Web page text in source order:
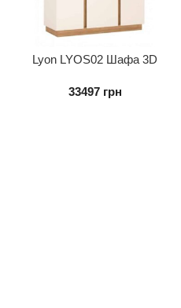
Lyon LYOS02 Шафа 3D
33497 грн